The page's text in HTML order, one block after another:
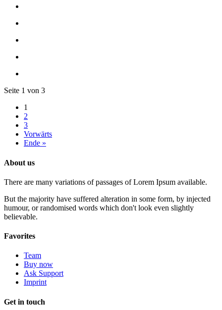
Seite 1 von 3
1
2
3
Vorwärts
Ende »
About us
There are many variations of passages of Lorem Ipsum available.
But the majority have suffered alteration in some form, by injected
humour, or randomised words which don't look even slightly
believable.
Favorites
Team
Buy now
Ask Support
Imprint
Get in touch